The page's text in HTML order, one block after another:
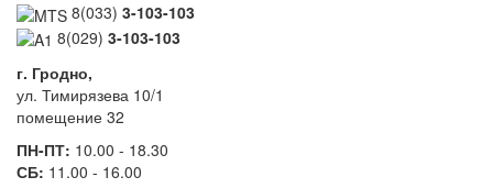
8(033) 3-103-103
8(029) 3-103-103
г. Гродно,
ул. Тимирязева 10/1
помещение 32
ПН-ПТ: 10.00 - 18.30
СБ: 11.00 - 16.00